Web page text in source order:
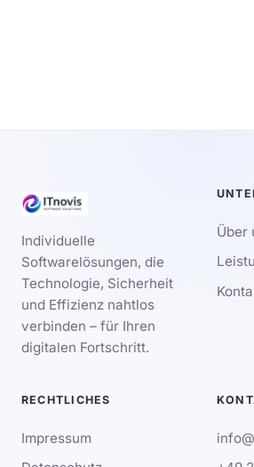
Individuelle
Softwarelösungen, die
Technologie, Sicherheit
und Effizienz nahtlos
verbinden – für Ihren
digitalen Fortschritt.
Über
RECHTLICHES
Impressum